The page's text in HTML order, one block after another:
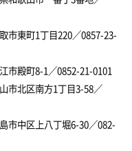
市東町1丁目220／0857-23-
市殿町8-1／0852-21-0101
市北区南方1丁目3-58／
市中区上八丁堀6-30／082-